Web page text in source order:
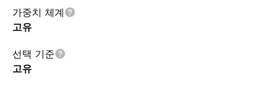
가중치 체계
고유
선택 기준
고유